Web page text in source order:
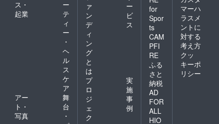
ス・
起業
ー
テ
ィ
ー
・
ヘ
ル
ス
ケ
ア
アー
ト・
写真
舞
台
・
ァ
ン
デ
ィ
ン
グ
と
は
ー
ビ
ス
プ
ロ
ジ
ェ
ク
実
施
事
例
for
Spor
ts
CAM
PFI
RE
ふる
さと
納税
AD
FOR
ALL
HIO
マーハ
ラスメ
ントに
対する
考え方
クッ
キーポ
リシー